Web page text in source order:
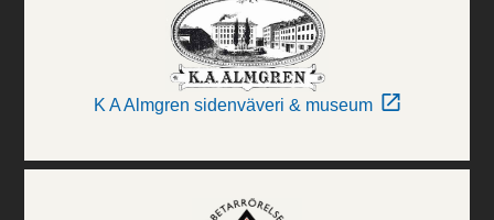
K A Almgren sidenväveri & museum